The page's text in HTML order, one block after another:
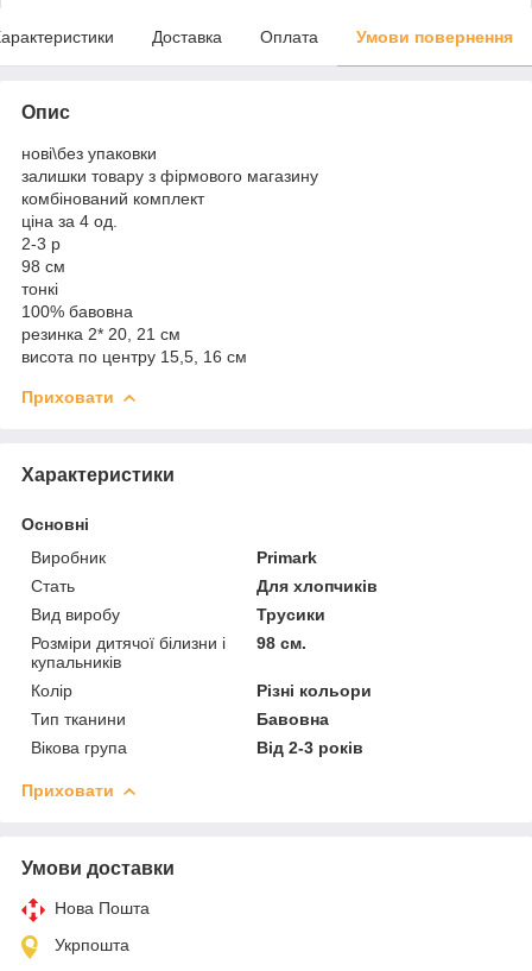
Доставка Оплата Умови повернення
Опис
нові\без упаковки
залишки товару з фірмового магазину
комбінований комплект
ціна за 4 од.
2-3 р
98 см
тонкі
100% бавовна
резинка 2* 20, 21 см
висота по центру 15,5, 16 см
Приховати
Характеристики
Основні
Виробник
Primark
Стать
Для хлопчиків
Вид виробу
Трусики
Розміри дитячої білизни і
купальників
98 см.
Колір
Різні кольори
Тип тканини
Бавовна
Вікова група
Від 2-3 років
Приховати
Умови доставки
Нова Пошта
Укрпошта